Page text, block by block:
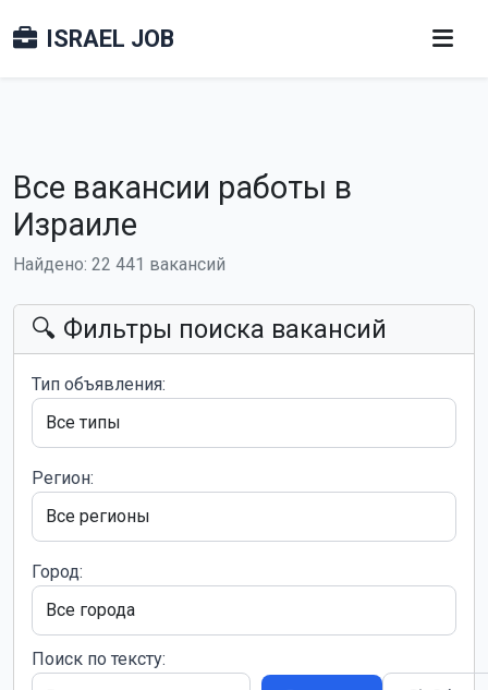
ISRAEL JOB
Все вакансии работы в
Израиле
Найдено: 22 441 вакансий
🔍 Фильтры поиска вакансий
Тип объявления:
Регион:
Город:
Поиск по тексту: